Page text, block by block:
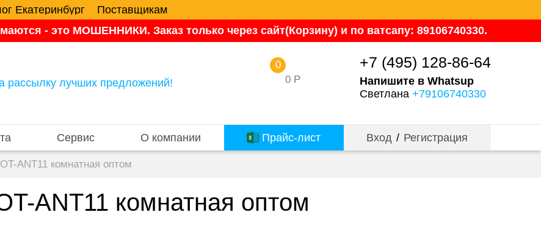
Екатеринбург
Поставщикам
- это МОШЕННИКИ. Заказ только через сайт(Корзину) и по ватсапу: 89106740330.
рассылку лучших предложений! 0 Р
0 +7 (495) 128-86-64
Напишите в Whatsup
Светлана +79106740330
Сервис О компании Прайс-лист Вход / Регистрация
ANT11 комнатная оптом
ANT11 комнатная оптом